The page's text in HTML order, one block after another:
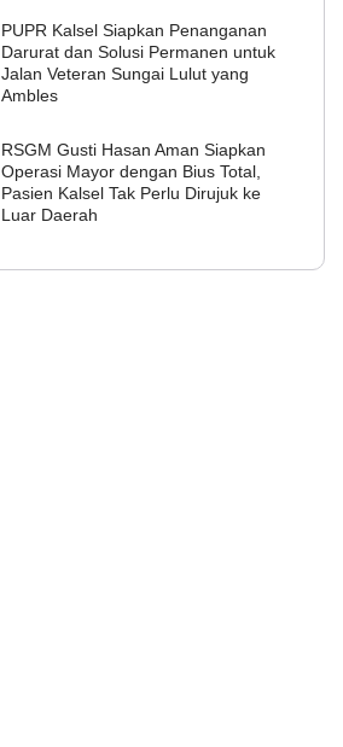
PUPR Kalsel Siapkan Penanganan
Darurat dan Solusi Permanen untuk
Jalan Veteran Sungai Lulut yang
Ambles
RSGM Gusti Hasan Aman Siapkan
Operasi Mayor dengan Bius Total,
Pasien Kalsel Tak Perlu Dirujuk ke
Luar Daerah